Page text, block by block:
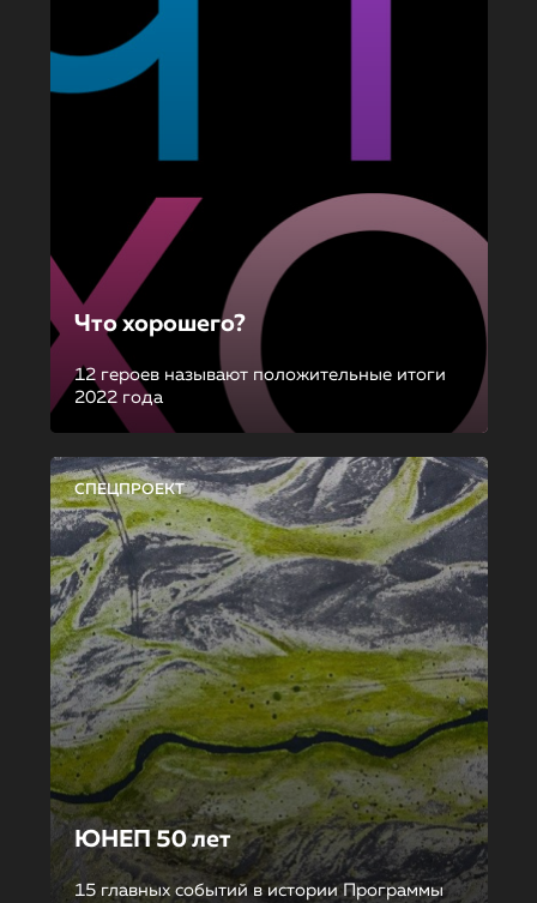
Что хорошего?
12 героев называют положительные итоги
2022 года
СПЕЦПРОЕКТ
ЮНЕП 50 лет
15 главных событий в истории Программы